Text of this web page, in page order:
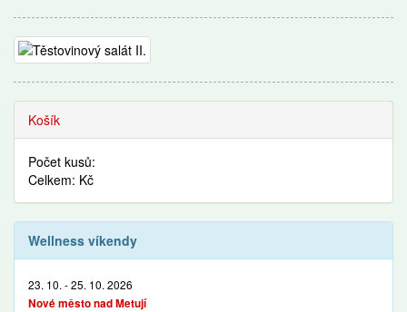
Košík
Počet kusů:
Celkem: Kč
Wellness víkendy
23. 10. - 25. 10. 2026
Nové město nad Metují